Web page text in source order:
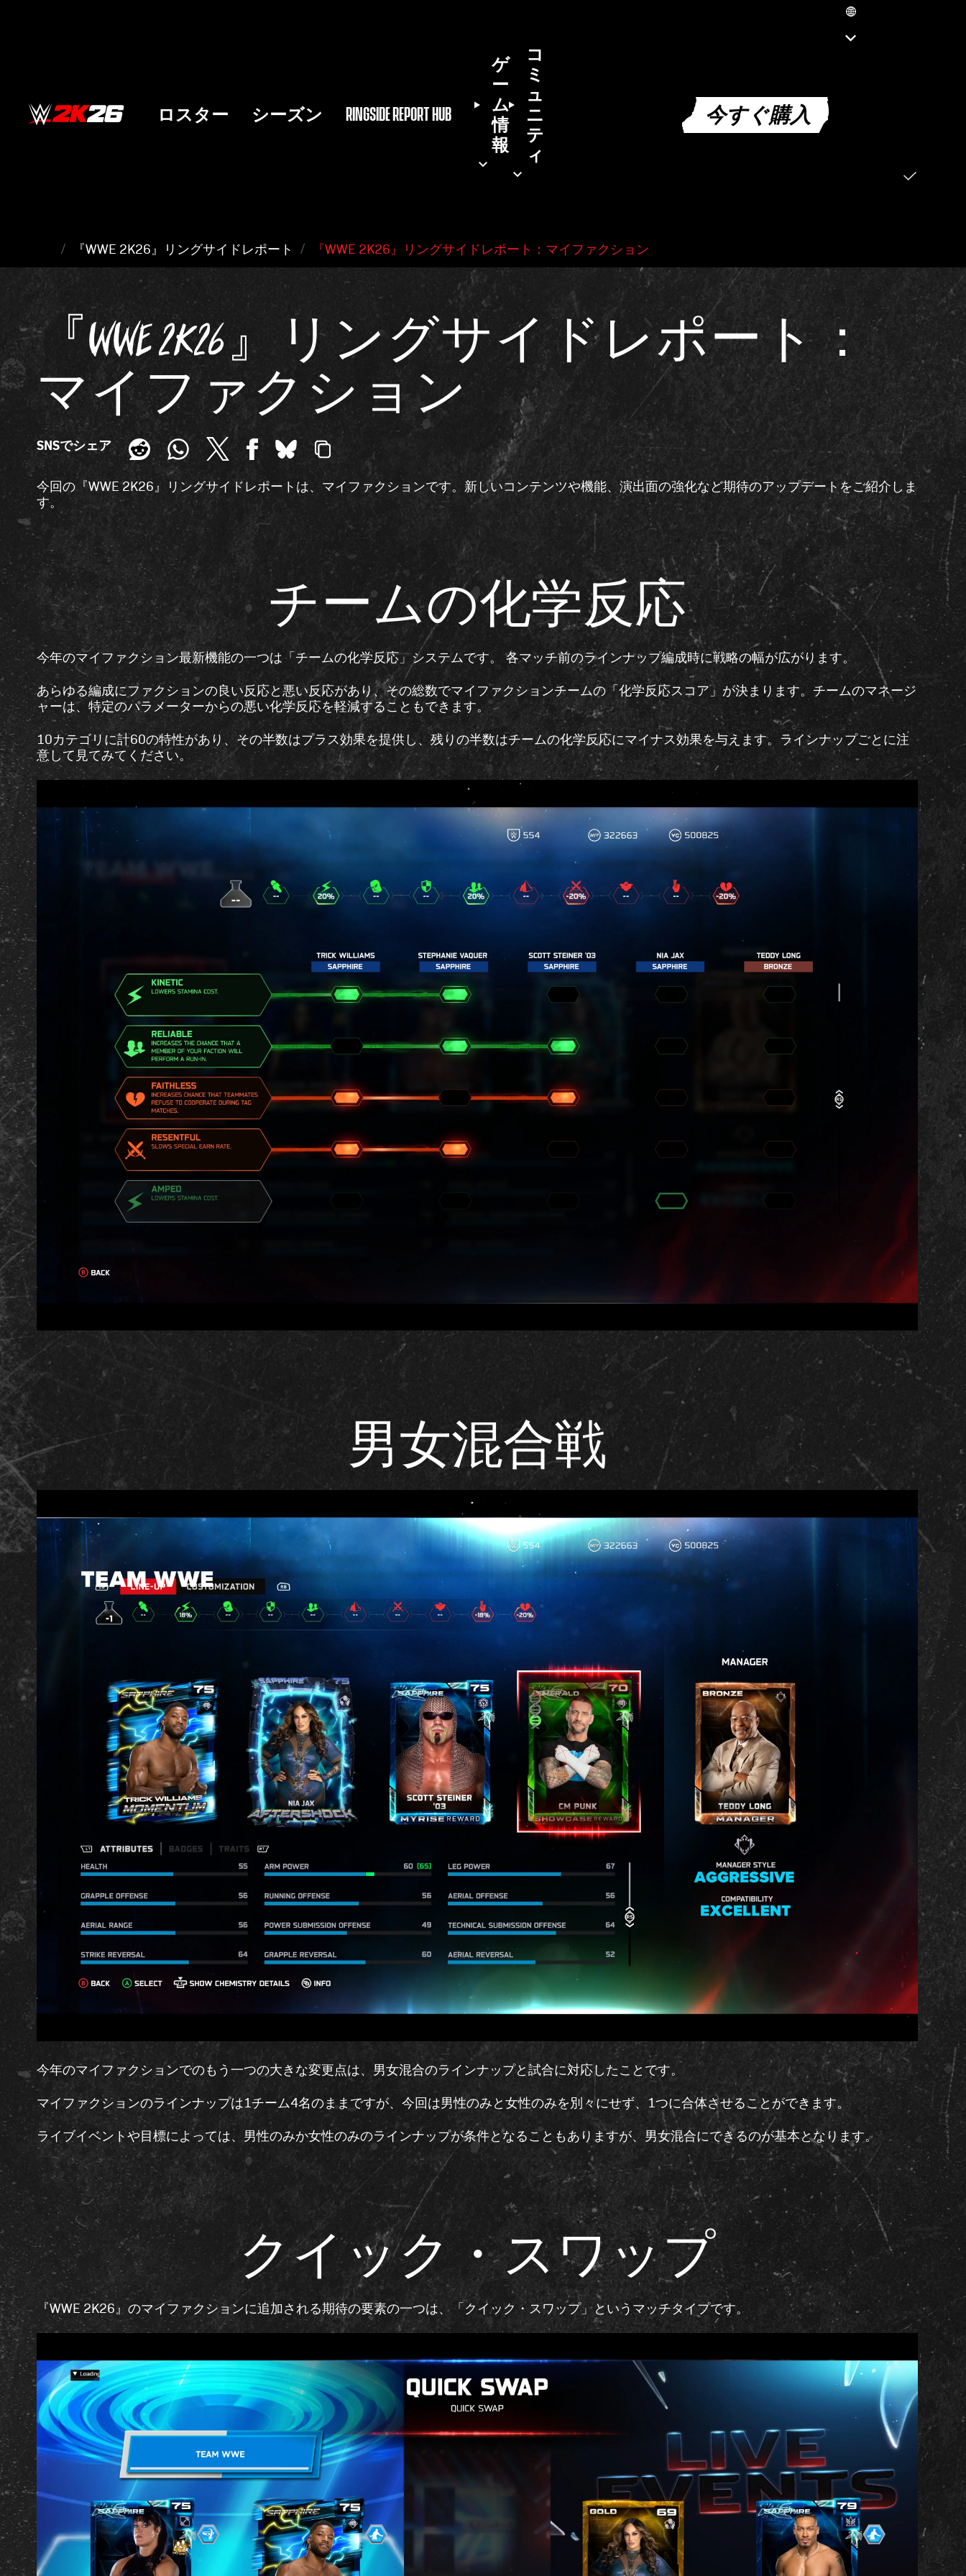
ロスター シーズン RINGSIDE REPORT HUB
ゲ
ー
ム
情
報
コ
ミ
ュ
ニ
テ
ィ
今すぐ購入
『WWE 2K26』リングサイドレポート 『WWE 2K26』リングサイドレポート：マイファクション
『WWE 2K26』リングサイドレポート：
マイファクション
SNSでシェア
今回の『WWE 2K26』リングサイドレポートは、マイファクションです。新しいコンテンツや機能、演出面の強化など期待のアップデートをご紹介しま
す。
チームの化学反応
今年のマイファクション最新機能の一つは「チームの化学反応」システムです。 各マッチ前のラインナップ編成時に戦略の幅が広がります。
あらゆる編成にファクションの良い反応と悪い反応があり、その総数でマイファクションチームの「化学反応スコア」が決まります。チームのマネージ
ャーは、特定のパラメーターからの悪い化学反応を軽減することもできます。
10カテゴリに計60の特性があり、その半数はプラス効果を提供し、残りの半数はチームの化学反応にマイナス効果を与えます。ラインナップごとに注
意して見てみてください。
男女混合戦
今年のマイファクションでのもう一つの大きな変更点は、男女混合のラインナップと試合に対応したことです。
マイファクションのラインナップは1チーム4名のままですが、今回は男性のみと女性のみを別々にせず、1つに合体させることができます。
ライブイベントや目標によっては、男性のみか女性のみのラインナップが条件となることもありますが、男女混合にできるのが基本となります。
クイック・スワップ
『WWE 2K26』のマイファクションに追加される期待の要素の一つは、「クイック・スワップ」というマッチタイプです。